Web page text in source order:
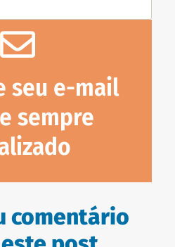
seu e-mail
sempre
comentário